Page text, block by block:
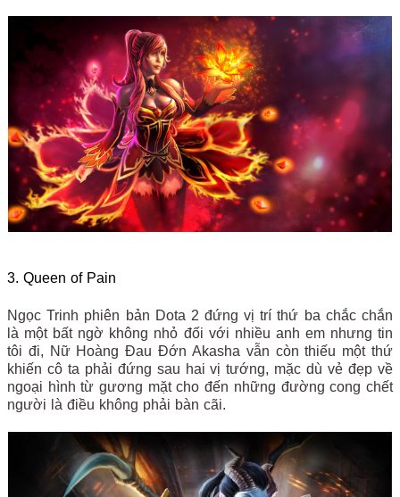
3. Queen of Pain
Ngọc Trinh phiên bản Dota 2 đứng vị trí thứ ba chắc chắn
là một bất ngờ không nhỏ đối với nhiều anh em nhưng tin
tôi đi, Nữ Hoàng Đau Đớn Akasha vẫn còn thiếu một thứ
khiến cô ta phải đứng sau hai vị tướng, mặc dù vẻ đẹp về
ngoại hình từ gương mặt cho đến những đường cong chết
người là điều không phải bàn cãi.